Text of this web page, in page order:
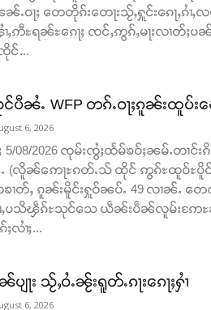
ဝႃႈ တေတိုၵ်းတေႃးသႂ်ႇႁူင်းၵေႃႇၵၢႆႇ
ဢီႊရၼ်ႊၵေႃႈ ၸင်ႇဢွၵ်ႇမႃးလၢတ်ႈ
င်...
င်ပီၼႆႉ WFP တၵ်ႉဝႃႈၵူၼ်းထူပ်
6, 2026
5/08/2026 ၸုမ်းၸွႆႈထႅမ်ၶဝ်ႈၼမ်ႉတၢင်းၵိ
(လိူၼ်ဢေႃႊၵတ်ႉသ် ထိုင် ဢွၵ်ႊထူဝ်ႊပိူဝ်
ၢတ်ႇ ၵူၼ်းမိူင်းႁူဝ်ၼပ်ႉ 49 လၢၼ်ႉ တ
ၢႆႇပသိၾဵၵ်ႊသုင်သေ ယဵၼ်းပဵၼ်လူမ်းဢႄ
လၢႆႈ...
ႃး သႂ်ႇဝႆႉၼႂ်းရူတ်ႉၵႃးၵေႃႈႁၢႆ
6, 2026